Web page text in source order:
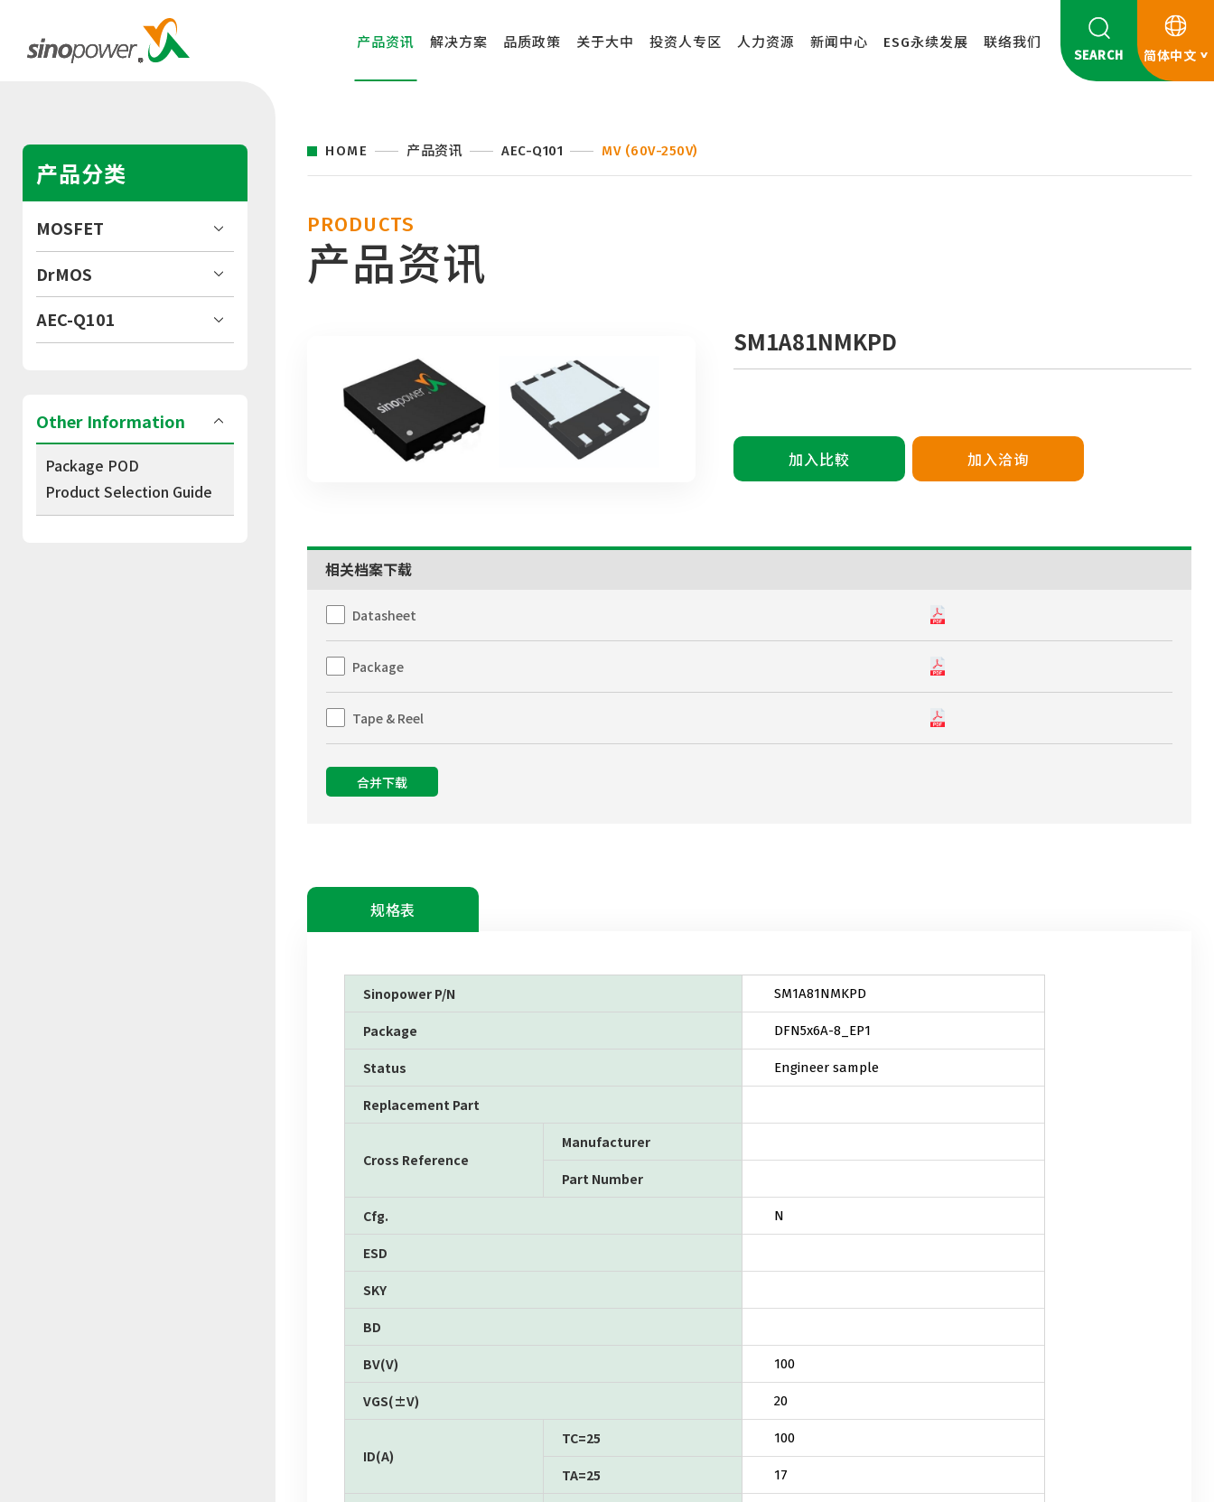
产品资讯 解决方案 品质政策 关于大中 投资人专区 人力资源 新闻中心 ESG永续发展 联络我们
SEARCH 简体中文
产品分类
MOSFET
DrMOS
AEC-Q101
Other Information
Package POD
Product Selection Guide
HOME 产品资讯 AEC-Q101 MV (60V-250V)
PRODUCTS
产品资讯
SM1A81NMKPD
加入比較 加入洽询
相关档案下载
Datasheet
Package
Tape & Reel
合并下载
规格表
Sinopower P/N SM1A81NMKPD
Package DFN5x6A-8_EP1
Status Engineer sample
Replacement Part
Cross Reference
Manufacturer
Part Number
Cfg. N
ESD
SKY
BD
BV(V) 100
VGS(±V) 20
ID(A)
TC=25 100
TA=25 17